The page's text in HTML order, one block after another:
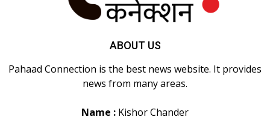
ABOUT US
Pahaad Connection is the best news website. It provides
news from many areas.
Name : Kishor Chander